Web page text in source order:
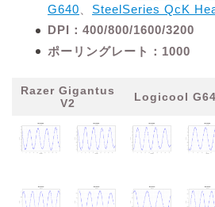
G640
SteelSeries QcK
DPI：400/800/1600/3200
ポーリングレート：1000
Razer Gigantus
V2
Logicool